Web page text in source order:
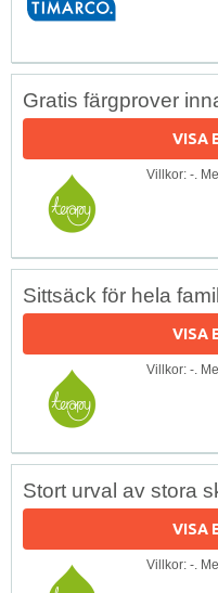
Gratis färgprover
VISA
Villkor: -.
Sittsäck för hela
VISA
Villkor: -.
Stort urval av stora
VISA
Villkor: -.